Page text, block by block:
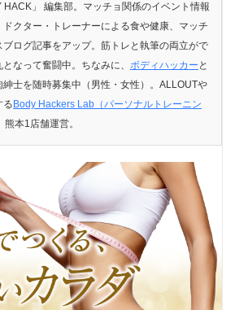
」 編集部。マッチョ関係のイベント情報
クター・トレーナーによる食や健康、マッチ
ブログ記事をアップ。筋トレと執筆の両立がで
なって奮闘中。ちなみに、 ボディハッカー と
紳士を随時募集中（男性・女性）。ALLOUTや
る Body Hackers Lab（パーソナルトレーニン
本1店舗運営。